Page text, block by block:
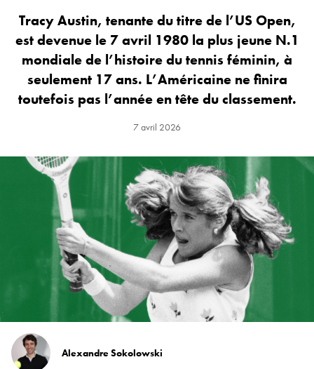
Tracy Austin, tenante du titre de l’US Open,
est devenue le 7 avril 1980 la plus jeune N.1
mondiale de l’histoire du tennis féminin, à
seulement 17 ans. L’Américaine ne finira
toutefois pas l’année en tête du classement.
7 avril 2026
Alexandre Sokolowski